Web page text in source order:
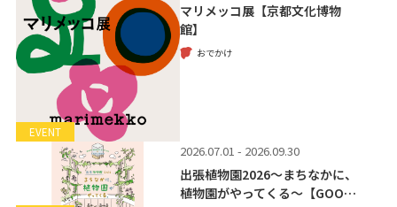
EVENT
マリメッコ展【京都文化博物
館】
おでかけ
2026.07.01 - 2026.09.30
出張植物園2026～まちなかに、
植物園がやってくる～【GOO…